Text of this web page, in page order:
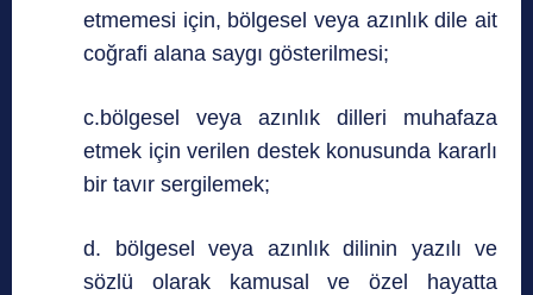
etmemesi için, bölgesel veya azınlık dile ait
coğrafi alana saygı gösterilmesi;
c.bölgesel veya azınlık dilleri muhafaza
etmek için verilen destek konusunda kararlı
bir tavır sergilemek;
d. bölgesel veya azınlık dilinin yazılı ve
sözlü olarak kamusal ve özel hayatta